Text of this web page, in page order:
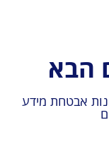
הבא
אבטחת מידע